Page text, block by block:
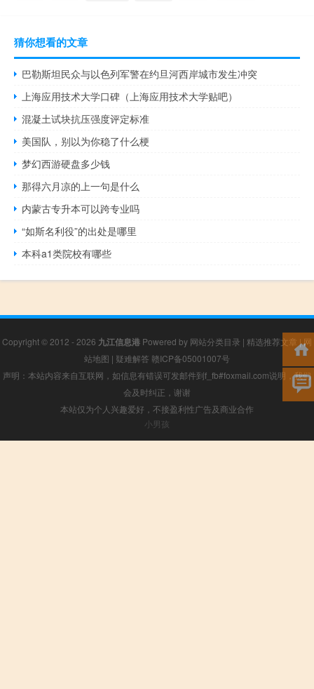
猜你想看的文章
巴勒斯坦民众与以色列军警在约旦河西岸城市发生冲突
上海应用技术大学口碑（上海应用技术大学贴吧）
混凝土试块抗压强度评定标准
美国队，别以为你稳了什么梗
梦幻西游硬盘多少钱
那得六月凉的上一句是什么
内蒙古专升本可以跨专业吗
“如斯名利役”的出处是哪里
本科a1类院校有哪些
Copyright © 2012 - 2026 九江信息港 Powered by 网站分类目录 | 精选推荐文章 |网
站地图 | 疑难解答 赣ICP备05001007号
声明：本站内容来自互联网，如信息有错误可发邮件到f_fb#foxmail.com说明，我们
会及时纠正，谢谢
本站仅为个人兴趣爱好，不接盈利性广告及商业合作
小男孩